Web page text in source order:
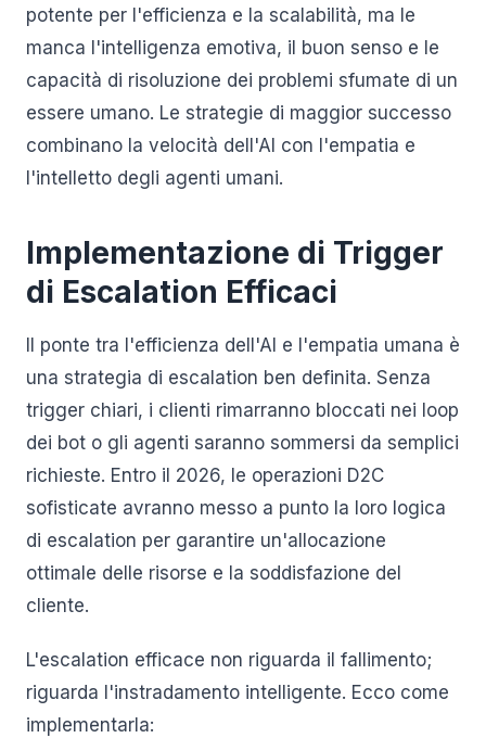
potente per l'efficienza e la scalabilità, ma le
manca l'intelligenza emotiva, il buon senso e le
capacità di risoluzione dei problemi sfumate di un
essere umano. Le strategie di maggior successo
combinano la velocità dell'AI con l'empatia e
l'intelletto degli agenti umani.
Implementazione di Trigger
di Escalation Efficaci
Il ponte tra l'efficienza dell'AI e l'empatia umana è
una strategia di escalation ben definita. Senza
trigger chiari, i clienti rimarranno bloccati nei loop
dei bot o gli agenti saranno sommersi da semplici
richieste. Entro il 2026, le operazioni D2C
sofisticate avranno messo a punto la loro logica
di escalation per garantire un'allocazione
ottimale delle risorse e la soddisfazione del
cliente.
L'escalation efficace non riguarda il fallimento;
riguarda l'instradamento intelligente. Ecco come
implementarla: